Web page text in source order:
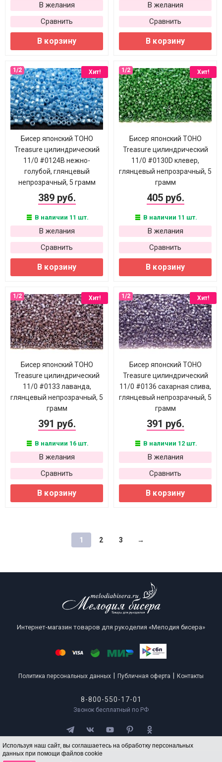
Используя наш сайт, вы соглашаетесь на обработку персональных
данных при помощи файлов cookie
В желания
Сравнить
В корзину
В желания
Сравнить
В корзину
Хит!
Бисер японский TOHO
Treasure цилиндрический
11/0 #0124В нежно-
голубой, глянцевый
непрозрачный, 5 грамм
389 руб.
В наличии 11 шт.
В желания
Сравнить
В корзину
Хит!
Бисер японский TOHO
Treasure цилиндрический
11/0 #0130D клевер,
глянцевый непрозрачный, 5
грамм
405 руб.
В наличии 11 шт.
В желания
Сравнить
В корзину
Хит!
Бисер японский TOHO
Treasure цилиндрический
11/0 #0133 лаванда,
глянцевый непрозрачный, 5
грамм
391 руб.
В наличии 16 шт.
В желания
Сравнить
В корзину
Хит!
Бисер японский TOHO
Treasure цилиндрический
11/0 #0136 сахарная слива,
глянцевый непрозрачный, 5
грамм
391 руб.
В наличии 12 шт.
В желания
Сравнить
В корзину
1 2 3 →
Интернет-магазин товаров для рукоделия «Мелодия бисера»
Политика персональных данных Публичная оферта Контакты
8-800-550-17-01
Звонок бесплатный по РФ